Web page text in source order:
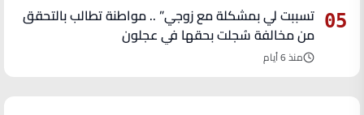
05
تسببت لي بمشكلة مع زوجي” .. مواطنة تطالب بالتحقق
من مخالفة سُجلت بحقها في عجلون
منذ 6 أيام